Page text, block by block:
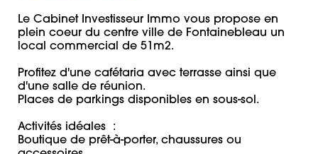
Le Cabinet Investisseur Immo vous propose en
plein coeur du centre ville de Fontainebleau un
local commercial de 51m2.
Profitez d'une cafétaria avec terrasse ainsi que
d'une salle de réunion.
Places de parkings disponibles en sous-sol.
Activités idéales  :
Boutique de prêt-à-porter, chaussures ou